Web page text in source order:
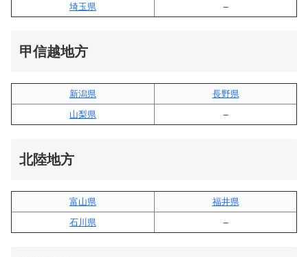
埼玉県
–
甲信越地方
新潟県
長野県
山梨県
–
北陸地方
富山県
福井県
石川県
–